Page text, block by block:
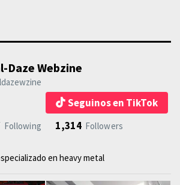
Daze Webzine
Seguinos en TikTok
Following 1,314 Followers
en heavy metal